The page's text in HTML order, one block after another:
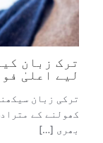
ترک زبان
لیے اعلیٰ
ترکی زبان
کھولنے کے
بھری […]